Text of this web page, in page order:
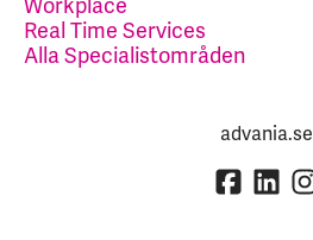
Real Time Services
Alla Specialistområden
advania.se